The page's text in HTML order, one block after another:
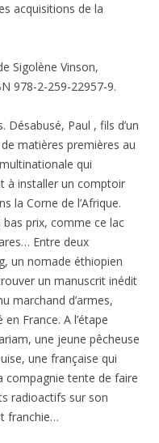
acquisitions de la
Sigolène Vinson,
978-2-259-22957-9.
Paul , fils d’un
matières premières au
qui
à installer un comptoir
la Corne de l’Afrique.
bas prix, comme ce lac
Entre deux
un nomade éthiopien
un manuscrit inédit
marchand d’armes,
France. A l’étape
une jeune pêcheuse
une française qui
compagnie tente de faire
radioactifs sur son
franchie…